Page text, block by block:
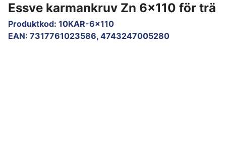
Essve karmankruv Zn 6x110 för trä
Produktkod: 10KAR-6x110
EAN: 7317761023586, 4743247005280